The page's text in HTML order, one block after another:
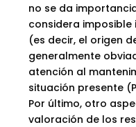
no se da
considera imposible
(es decir, el origen
generalmente
atención al
situación presente
Por último, otro
valoración de los